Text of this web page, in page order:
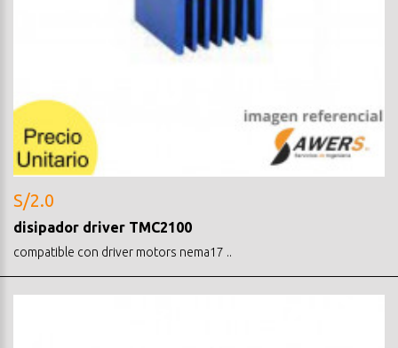
S/2.0
disipador driver TMC2100
compatible con driver motors nema17 ..